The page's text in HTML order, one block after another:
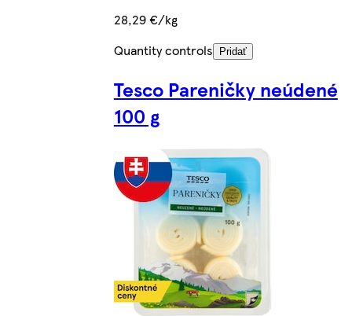
28,29 €/kg
Quantity controls
Pridať
Tesco Pareničky neúdené
100 g